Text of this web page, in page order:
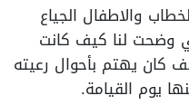
والاطفال الجياع
وضحت لنا كيف كانت
كان يهتم بأحوال رعيته
يوم القيامة.